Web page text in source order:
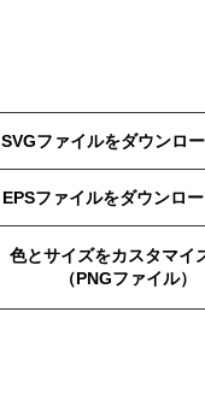
SVGファイルをダウンロ
EPSファイルをダウンロ
色とサイズをカスタマイ
（PNGファイル）